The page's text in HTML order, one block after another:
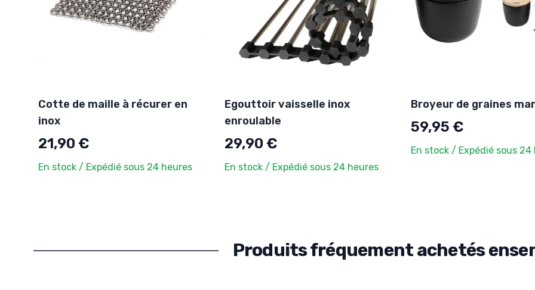
Cotte de maille à récurer en
inox
21,90 €
En stock / Expédié sous 24 heures
Egouttoir vaisselle inox
enroulable
29,90 €
En stock / Expédié sous 24 heures
Broyeur de graines
59,95 €
En stock / Expédié sous 24
Produits fréquement achetés